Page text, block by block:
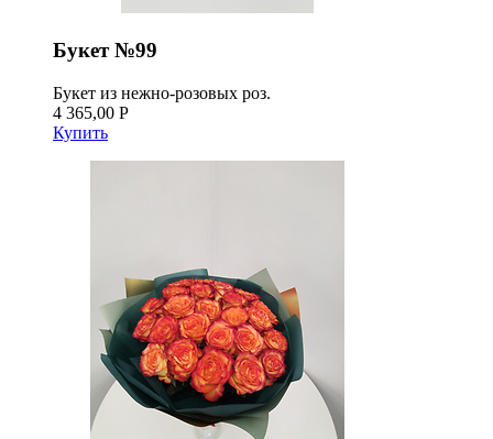
Букет №99
Букет из нежно-розовых роз.
4 365,00 Р
Купить